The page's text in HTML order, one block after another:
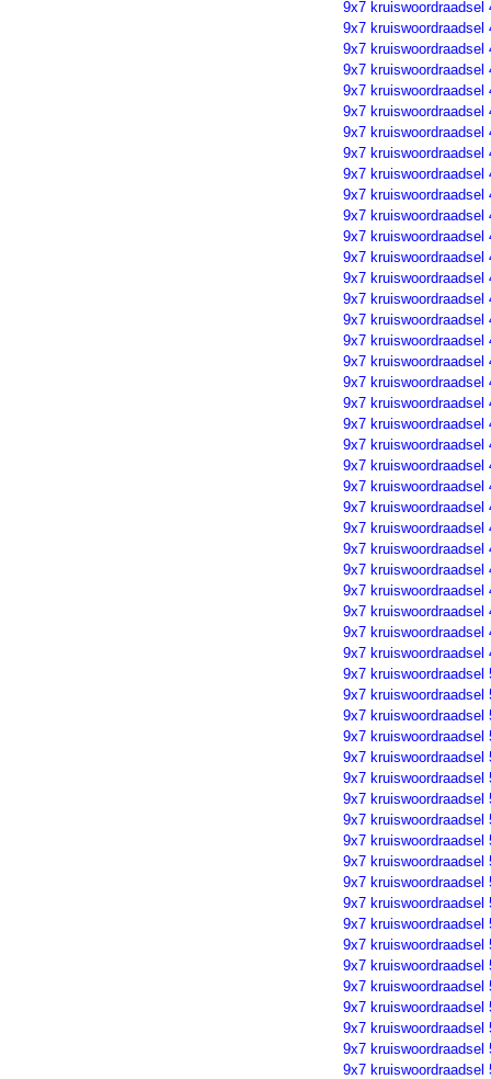
9x7 kruiswoordraadsel
9x7 kruiswoordraadsel
9x7 kruiswoordraadsel
9x7 kruiswoordraadsel
9x7 kruiswoordraadsel
9x7 kruiswoordraadsel
9x7 kruiswoordraadsel
9x7 kruiswoordraadsel
9x7 kruiswoordraadsel
9x7 kruiswoordraadsel
9x7 kruiswoordraadsel
9x7 kruiswoordraadsel
9x7 kruiswoordraadsel
9x7 kruiswoordraadsel
9x7 kruiswoordraadsel
9x7 kruiswoordraadsel
9x7 kruiswoordraadsel
9x7 kruiswoordraadsel
9x7 kruiswoordraadsel
9x7 kruiswoordraadsel
9x7 kruiswoordraadsel
9x7 kruiswoordraadsel
9x7 kruiswoordraadsel
9x7 kruiswoordraadsel
9x7 kruiswoordraadsel
9x7 kruiswoordraadsel
9x7 kruiswoordraadsel
9x7 kruiswoordraadsel
9x7 kruiswoordraadsel
9x7 kruiswoordraadsel
9x7 kruiswoordraadsel
9x7 kruiswoordraadsel
9x7 kruiswoordraadsel
9x7 kruiswoordraadsel
9x7 kruiswoordraadsel
9x7 kruiswoordraadsel
9x7 kruiswoordraadsel
9x7 kruiswoordraadsel
9x7 kruiswoordraadsel
9x7 kruiswoordraadsel
9x7 kruiswoordraadsel
9x7 kruiswoordraadsel
9x7 kruiswoordraadsel
9x7 kruiswoordraadsel
9x7 kruiswoordraadsel
9x7 kruiswoordraadsel
9x7 kruiswoordraadsel
9x7 kruiswoordraadsel
9x7 kruiswoordraadsel
9x7 kruiswoordraadsel
9x7 kruiswoordraadsel
9x7 kruiswoordraadsel